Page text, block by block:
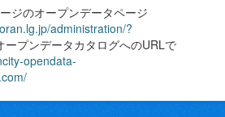
ジのオープンデータページ
administration/?
ープンデータカタログへのURLで
opendata-